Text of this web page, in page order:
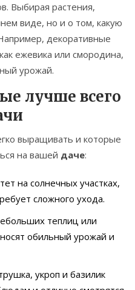
Выбирая растения,
виде, но и о том, какую
декоративные
ежевика или смородина,
урожай.
лучше всего
выращивать и которые
на вашей даче:
на солнечных участках,
сложного ухода.
теплиц или
обильный урожай и
укроп и базилик